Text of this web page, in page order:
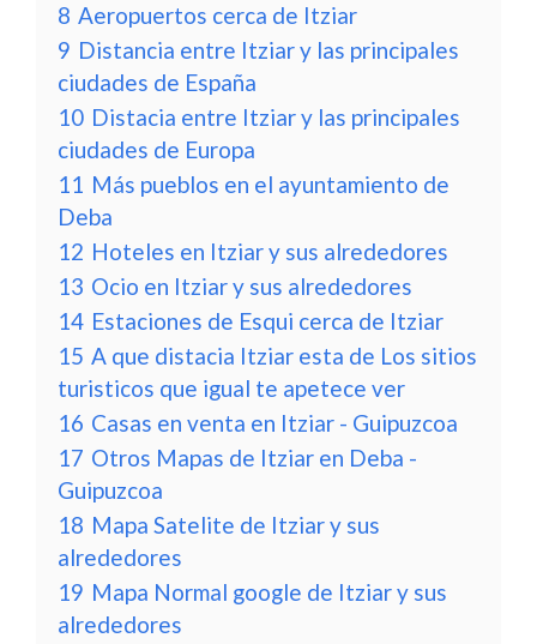
8 Aeropuertos cerca de Itziar
9 Distancia entre Itziar y las principales
ciudades de España
10 Distacia entre Itziar y las principales
ciudades de Europa
11 Más pueblos en el ayuntamiento de
Deba
12 Hoteles en Itziar y sus alrededores
13 Ocio en Itziar y sus alrededores
14 Estaciones de Esqui cerca de Itziar
15 A que distacia Itziar esta de Los sitios
turisticos que igual te apetece ver
16 Casas en venta en Itziar - Guipuzcoa
17 Otros Mapas de Itziar en Deba -
Guipuzcoa
18 Mapa Satelite de Itziar y sus
alrededores
19 Mapa Normal google de Itziar y sus
alrededores